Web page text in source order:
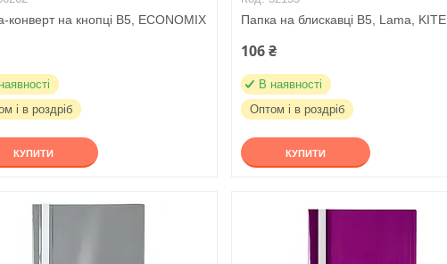
конверт на кнопці В5, ECONOMIX
і в роздріб
КУПИТИ
Папка на блискавці B5, Lama, KITE
106 ₴
В наявності
Оптом і в роздріб
КУПИТИ